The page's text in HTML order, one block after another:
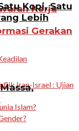
Kerja
Gerakan
Kopi, Satu
Lebih